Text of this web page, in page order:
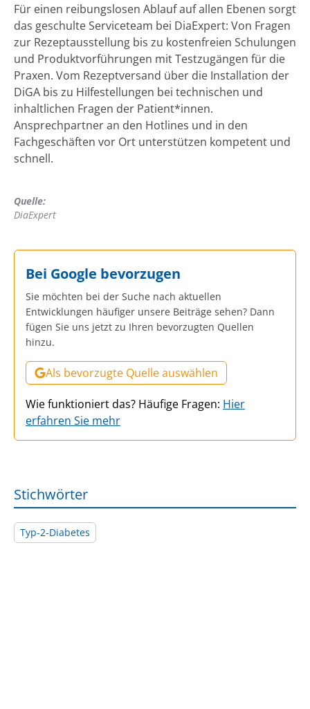
Für einen reibungslosen Ablauf auf allen Ebenen sorgt
das geschulte Serviceteam bei DiaExpert: Von Fragen
zur Rezeptausstellung bis zu kostenfreien Schulungen
und Produktvorführungen mit Testzugängen für die
Praxen. Vom Rezeptversand über die Installation der
DiGA bis zu Hilfestellungen bei technischen und
inhaltlichen Fragen der Patient*innen.
Ansprechpartner an den Hotlines und in den
Fachgeschäften vor Ort unterstützen kompetent und
schnell.
Quelle:
DiaExpert
Bei Google bevorzugen
Sie möchten bei der Suche nach aktuellen
Entwicklungen häufiger unsere Beiträge sehen? Dann
fügen Sie uns jetzt zu Ihren bevorzugten Quellen
hinzu.
Als bevorzugte Quelle auswählen
Wie funktioniert das? Häufige Fragen: Hier
erfahren Sie mehr
Stichwörter
Typ-2-Diabetes